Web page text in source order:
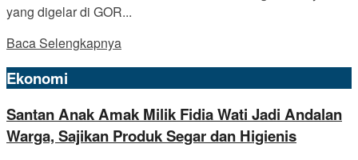
yang digelar di GOR...
Baca Selengkapnya
Ekonomi
Santan Anak Amak Milik Fidia Wati Jadi Andalan
Warga, Sajikan Produk Segar dan Higienis